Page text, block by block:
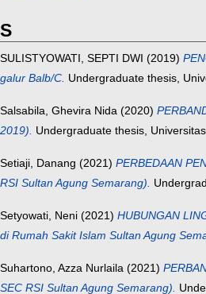
S
SULISTYOWATI, SEPTI DWI (2019)
galur Balb/C. Undergraduate thesis,
Salsabila, Ghevira Nida (2020)
2019). Undergraduate thesis,
Setiaji, Danang (2021) PERBEDAAN
RSI Sultan Agung Semarang).
Setyowati, Neni (2021) HUBUNGAN
di Rumah Sakit Islam Sultan Agung
Suhartono, Azza Nurlaila (2021)
SEC RSI Sultan Agung Semarang).